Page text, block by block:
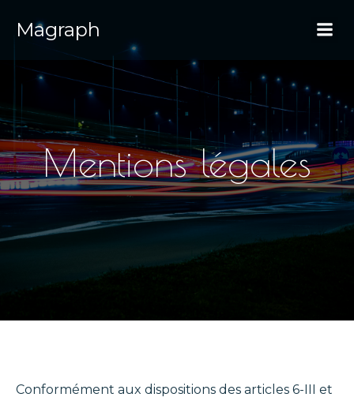
Magraph
Mentions légales
Conformément aux dispositions des articles 6-III et